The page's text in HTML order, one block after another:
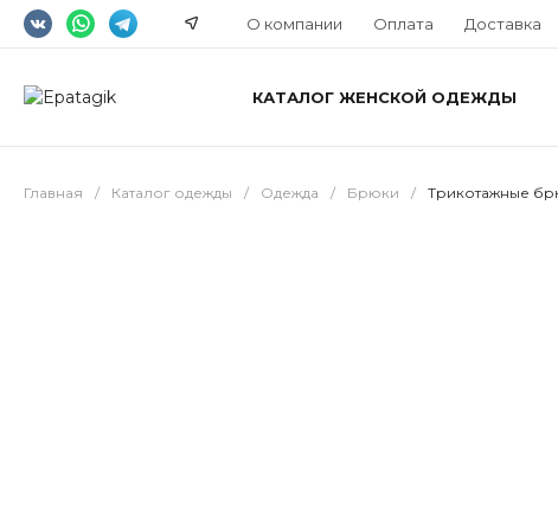
О компании Оплата Доставка
КАТАЛОГ ЖЕНСКОЙ ОДЕЖДЫ
Главная / Каталог одежды / Одежда / Брюки / Трикотажные